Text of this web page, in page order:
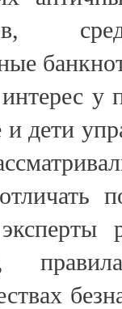
у
дети